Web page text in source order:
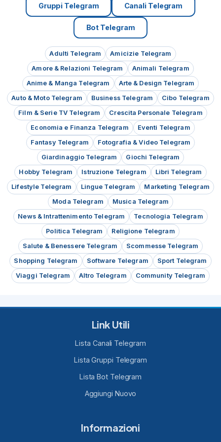
Gruppi Telegram Canali Telegram
Bot Telegram
Adulti Telegram
Amicizie Telegram
Amore & Relazioni Telegram
Animali Telegram
Anime & Manga Telegram
Arte & Design Telegram
Auto & Moto Telegram
Business Telegram
Cibo Telegram
Film & Serie TV Telegram
Crescita Personale Telegram
Economia e Finanza Telegram
Eventi Telegram
Fantasy Telegram
Fotografia & Video Telegram
Giardinaggio Telegram
Giochi Telegram
Hobby Telegram
Istruzione Telegram
Libri Telegram
Lifestyle Telegram
Lingue Telegram
Marketing Telegram
Moda Telegram
Musica Telegram
News & Intrattenimento Telegram
Tecnologia Telegram
Politica Telegram
Religione Telegram
Salute & Benessere Telegram
Scommesse Telegram
Shopping Telegram
Software Telegram
Sport Telegram
Viaggi Telegram
Altro Telegram Community Telegram
Link Utili
Lista Canali Telegram
Lista Gruppi Telegram
Lista Bot Telegram
Aggiungi Nuovo
Informazioni